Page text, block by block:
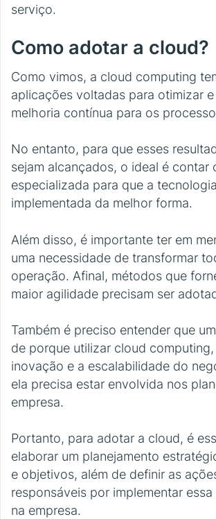
serviço.
Como adotar a cloud?
Como vimos, a cloud computing
aplicações voltadas para otimizar
melhoria contínua para os
No entanto, para que esses
sejam alcançados, o ideal é contar
especializada para que a
implementada da melhor forma.
Além disso, é importante ter em
uma necessidade de transformar
operação. Afinal, métodos que
maior agilidade precisam ser
Também é preciso entender que
de porque utilizar cloud
inovação e a escalabilidade do
ela precisa estar envolvida nos
empresa.
Portanto, para adotar a cloud, é
elaborar um planejamento
e objetivos, além de definir as
responsáveis por implementar
na empresa.